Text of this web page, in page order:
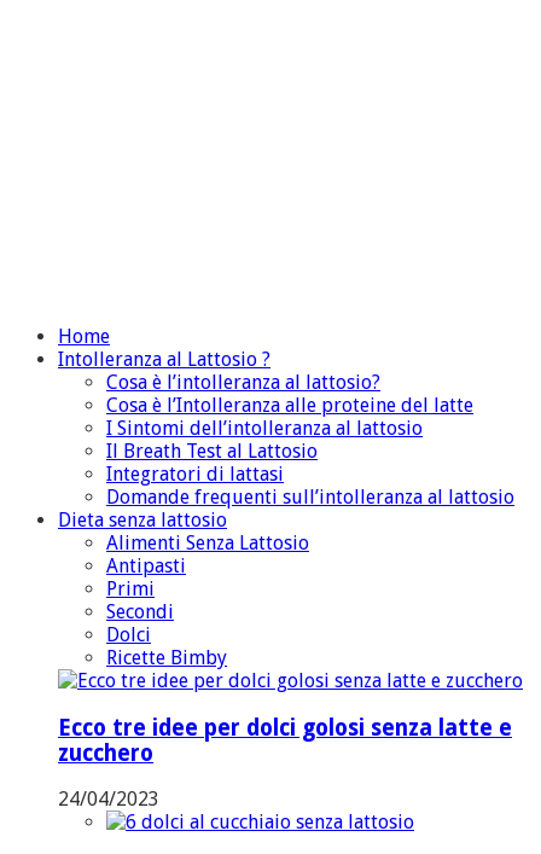
Home
Intolleranza al Lattosio ?
Cosa è l’intolleranza al lattosio?
Cosa è l’Intolleranza alle proteine del latte
I Sintomi dell’intolleranza al lattosio
Il Breath Test al Lattosio
Integratori di lattasi
Domande frequenti sull’intolleranza al lattosio
Dieta senza lattosio
Alimenti Senza Lattosio
Antipasti
Primi
Secondi
Dolci
Ricette Bimby
Ecco tre idee per dolci golosi senza latte e
zucchero
24/04/2023